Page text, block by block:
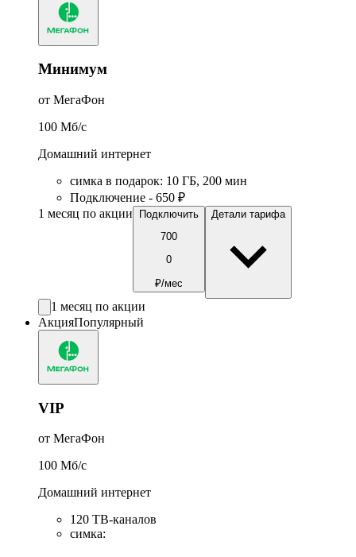
Минимум
от МегаФон
100 Мб/c
Домашний интернет
симка в подарок: 10 ГБ, 200 мин
Подключение - 650 ₽
1 месяц по акции
Подключить
700
0
₽/мес
Детали тарифа
1 месяц по акции
АкцияПопулярный
VIP
от МегаФон
100 Мб/c
Домашний интернет
120 ТВ-каналов
симка: